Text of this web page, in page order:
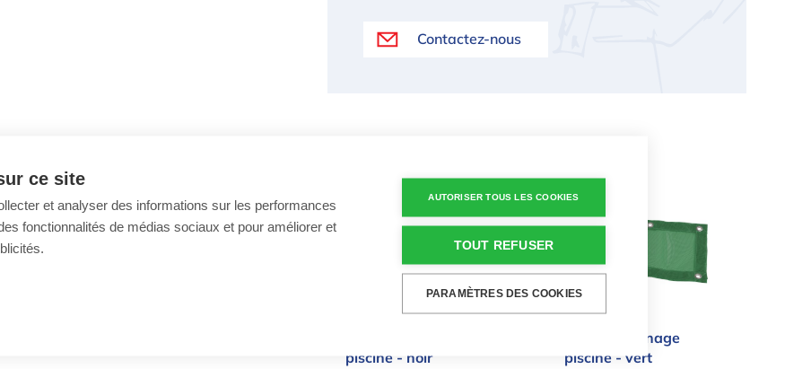
Contactez-nous
Bâche hivernage piscine - noir
piscine - noir
Bâche hivernage piscine - vert
Bâche hivernage
piscine - vert
ce site
et analyser des informations sur les performances
fonctionnalités de médias sociaux et pour améliorer et
AUTORISER TOUS LES COOKIES
TOUT REFUSER
PARAMÈTRES DES COOKIES